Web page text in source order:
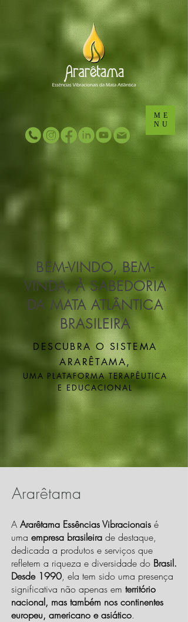
ME
NU
BEM-VINDO, BEM-
VINDA, À SABEDORIA
DA MATA ATLÂNTICA
BRASILEIRA
DESCUBRA O SISTEMA
ARARÊTAMA,
UMA PLATAFORMA TERAPÊUTICA
E EDUCACIONAL
Ararêtama
A Ararêtama Essências Vibracionais é
uma empresa brasileira de destaque,
dedicada a produtos e serviços que
refletem a riqueza e diversidade do Brasil.
Desde 1990, ela tem sido uma presença
significativa não apenas em território
nacional, mas também nos continentes
europeu, americano e asiático.